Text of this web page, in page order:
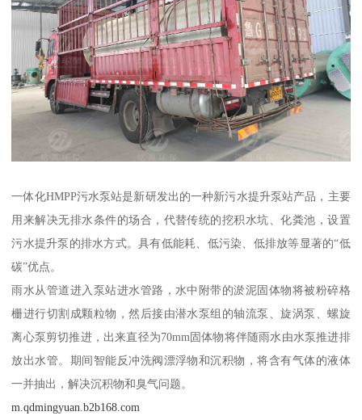
一体化HMPP污水泵站是新研发出的一种新污水提升泵站产品，主要
用来解决无排水条件的场合，代替传统的挖积水坑、化粪池，设置
污水提升泵的排水方式。具有低能耗、低污染、低排放等显著的“低
碳”优点。
雨水从管道进入泵站进水管路，水中附带的淤泥固体物将被粉碎格
栅进行切割成颗粒物，然后接由潜水泵组的轴流泵、旋涡泵、螺旋
离心泵剪切推进，出来直径为70mm固体物将伴随雨水由水泵推进排
放出水管。期间智能反冲洗阀漂浮物和沉积物，将含有气体的液体
一并抽出，解决沉积物和臭气问题。
m.qdmingyuan.b2b168.com